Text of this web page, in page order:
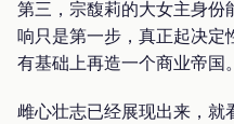
第三，宗馥莉的大女主身
响只是第一步，真正起决
有基础上再造一个商业帝国。
雌心壮志已经展现出来，就